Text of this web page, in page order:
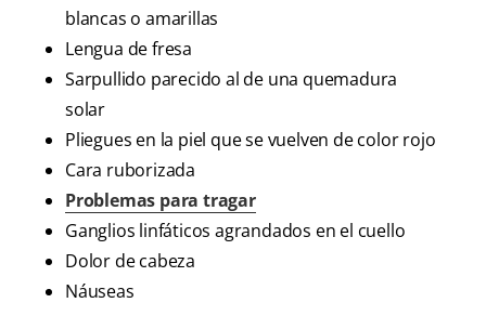
blancas o amarillas
Lengua de fresa
Sarpullido parecido al de una quemadura
solar
Pliegues en la piel que se vuelven de color rojo
Cara ruborizada
Problemas para tragar
Ganglios linfáticos agrandados en el cuello
Dolor de cabeza
Náuseas